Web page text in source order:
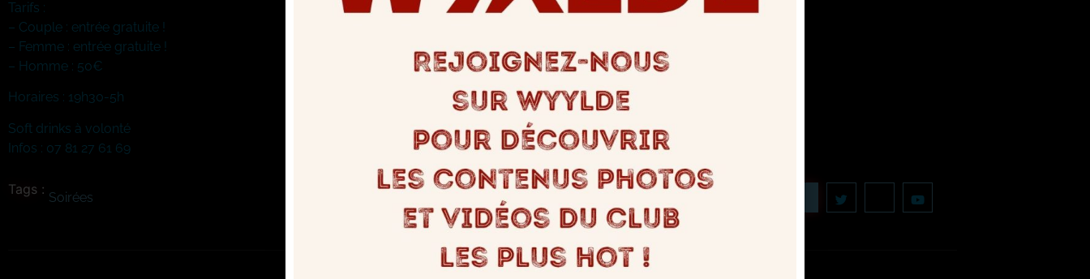
Tarifs :
– Couple : entrée gratuite !
– Femme : entrée gratuite !
– Homme : 50€
Horaires : 19h30-5h
Soft drinks à volonté
Infos : 07 81 27 61 69
Tags : Soirées
Partagez ça sur :